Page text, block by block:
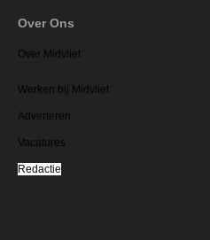
Over Ons
Over Midvliet
Werken bij Midvliet
Adverteren
Vacatures
Redactie